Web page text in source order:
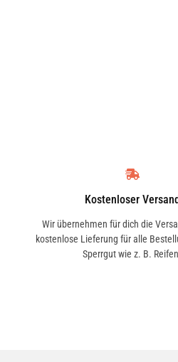
Kostenloser
Wir übernehmen für dich die
kostenlose Lieferung für alle
Sperrgut wie z. B.